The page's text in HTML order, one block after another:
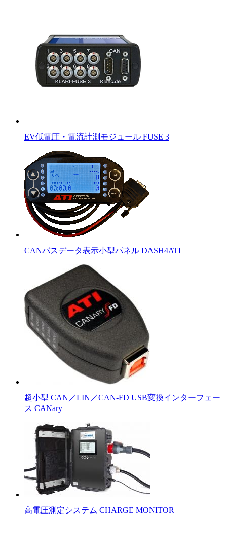
EV低電圧・電流計測モジュール FUSE 3
CANバスデータ表示小型パネル DASH4ATI
超小型 CAN／LIN／CAN-FD USB変換インターフェー
ス CANary
高電圧測定システム CHARGE MONITOR